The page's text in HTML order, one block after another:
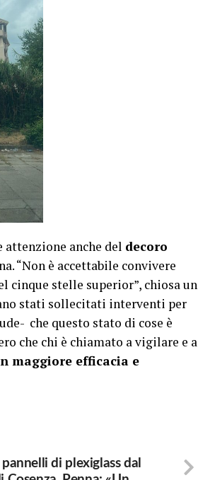
attenzione anche del decoro
“Non è accettabile convivere
stelle superior”, chiosa un
stati sollecitati interventi per
che questo stato di cose è
che chi è chiamato a vigilare e a
maggiore efficacia e
pannelli di plexiglass dal